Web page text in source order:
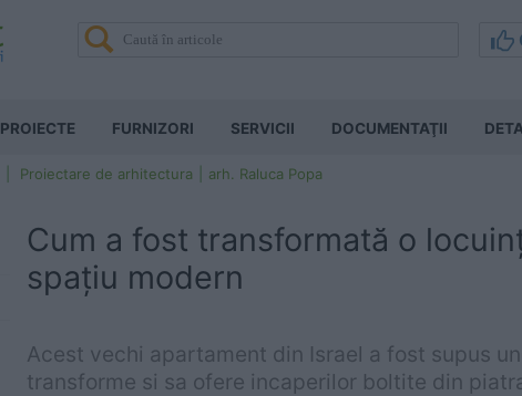
PROIECTE FURNIZORI SERVICII DOCUMENTAŢII
Proiectare de arhitectura arh. Raluca Popa
Cum a fost transformată o
spațiu modern
Acest vechi apartament din Israel a fost supus
transforme si sa ofere incaperilor boltite din